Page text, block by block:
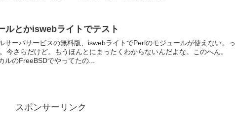
ルとかiswebライトでテスト
サーバサービスの無料版、iswebライトでPerlのモジュールが使えない。っ
今さらだけど。もうほんとにまったくわからないんだよな。このへん。
ルのFreeBSDでやってたの...
スポンサーリンク